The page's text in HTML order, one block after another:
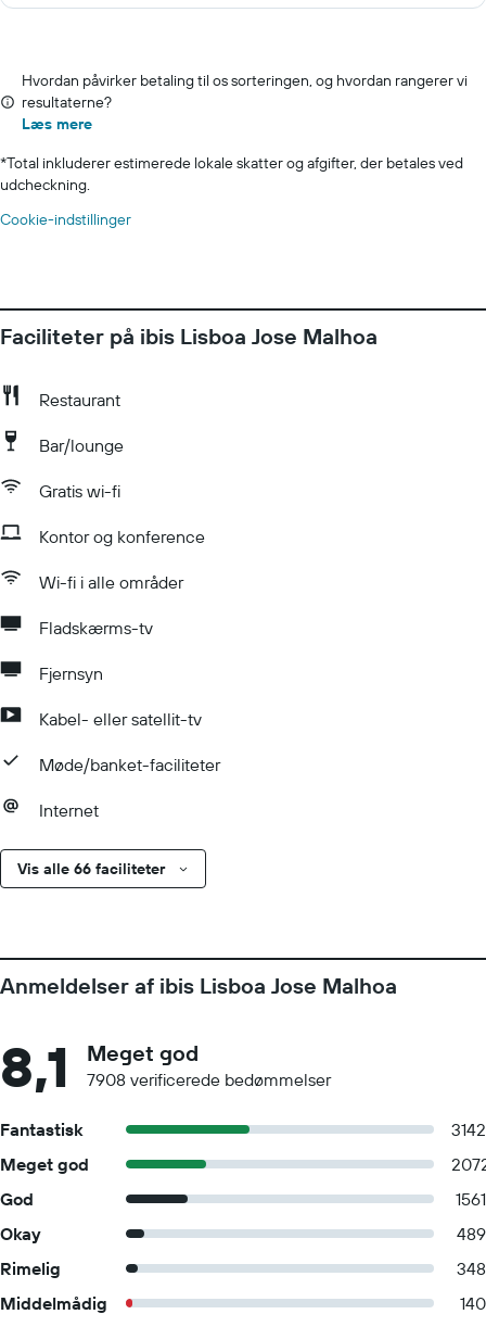
Hvordan påvirker betaling til os sorteringen, og hvordan rangerer vi
resultaterne?
Læs mere
*Total inkluderer estimerede lokale skatter og afgifter, der betales ved
udcheckning.
Cookie-indstillinger
Faciliteter på ibis Lisboa Jose Malhoa
Restaurant
Bar/lounge
Gratis wi-fi
Kontor og konference
Wi-fi i alle områder
Fladskærms-tv
Fjernsyn
Kabel- eller satellit-tv
Møde/banket-faciliteter
Internet
Vis alle 66 faciliteter
Anmeldelser af ibis Lisboa Jose Malhoa
8,1 Meget god
7908 verificerede bedømmelser
Fantastisk
3142
Meget god
God
1561
Okay
489
Rimelig
348
Middelmådig
140